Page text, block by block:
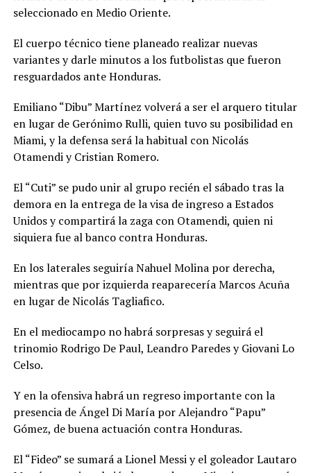
seleccionado en Medio Oriente.
El cuerpo técnico tiene planeado realizar nuevas
variantes y darle minutos a los futbolistas que fueron
resguardados ante Honduras.
Emiliano “Dibu” Martínez volverá a ser el arquero titular
en lugar de Gerónimo Rulli, quien tuvo su posibilidad en
Miami, y la defensa será la habitual con Nicolás
Otamendi y Cristian Romero.
El “Cuti” se pudo unir al grupo recién el sábado tras la
demora en la entrega de la visa de ingreso a Estados
Unidos y compartirá la zaga con Otamendi, quien ni
siquiera fue al banco contra Honduras.
En los laterales seguiría Nahuel Molina por derecha,
mientras que por izquierda reaparecería Marcos Acuña
en lugar de Nicolás Tagliafico.
En el mediocampo no habrá sorpresas y seguirá el
trinomio Rodrigo De Paul, Leandro Paredes y Giovani Lo
Celso.
Y en la ofensiva habrá un regreso importante con la
presencia de Ángel Di María por Alejandro “Papu”
Gómez, de buena actuación contra Honduras.
El “Fideo” se sumará a Lionel Messi y el goleador Lautaro